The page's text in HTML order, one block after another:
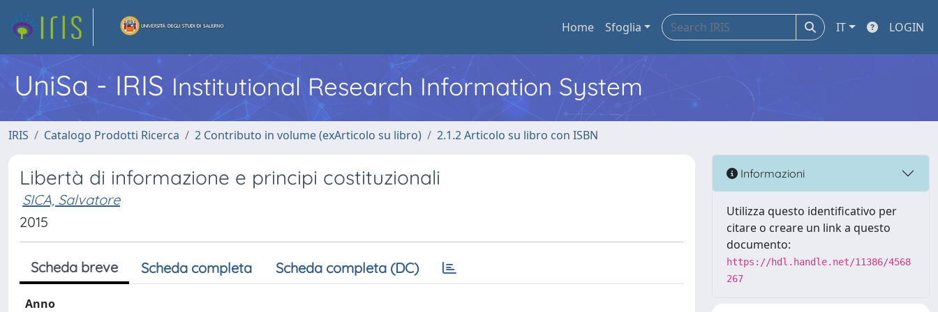
Home Sfoglia IT LOGIN
UniSa - IRIS Institutional Research Information System
IRIS Catalogo Prodotti Ricerca 2 Contributo in volume (exArticolo su libro) 2.1.2 Articolo su libro con ISBN
Libertà di informazione e principi costituzionali
SICA, Salvatore
2015
Scheda breve Scheda completa Scheda completa (DC)
Anno
Informazioni
Utilizza questo identificativo per
citare o creare un link a questo
documento:
https://hdl.handle.net/11386/4568
267